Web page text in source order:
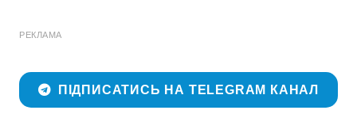
РЕКЛАМА
ПІДПИСАТИСЬ НА TELEGRAM КАНАЛ